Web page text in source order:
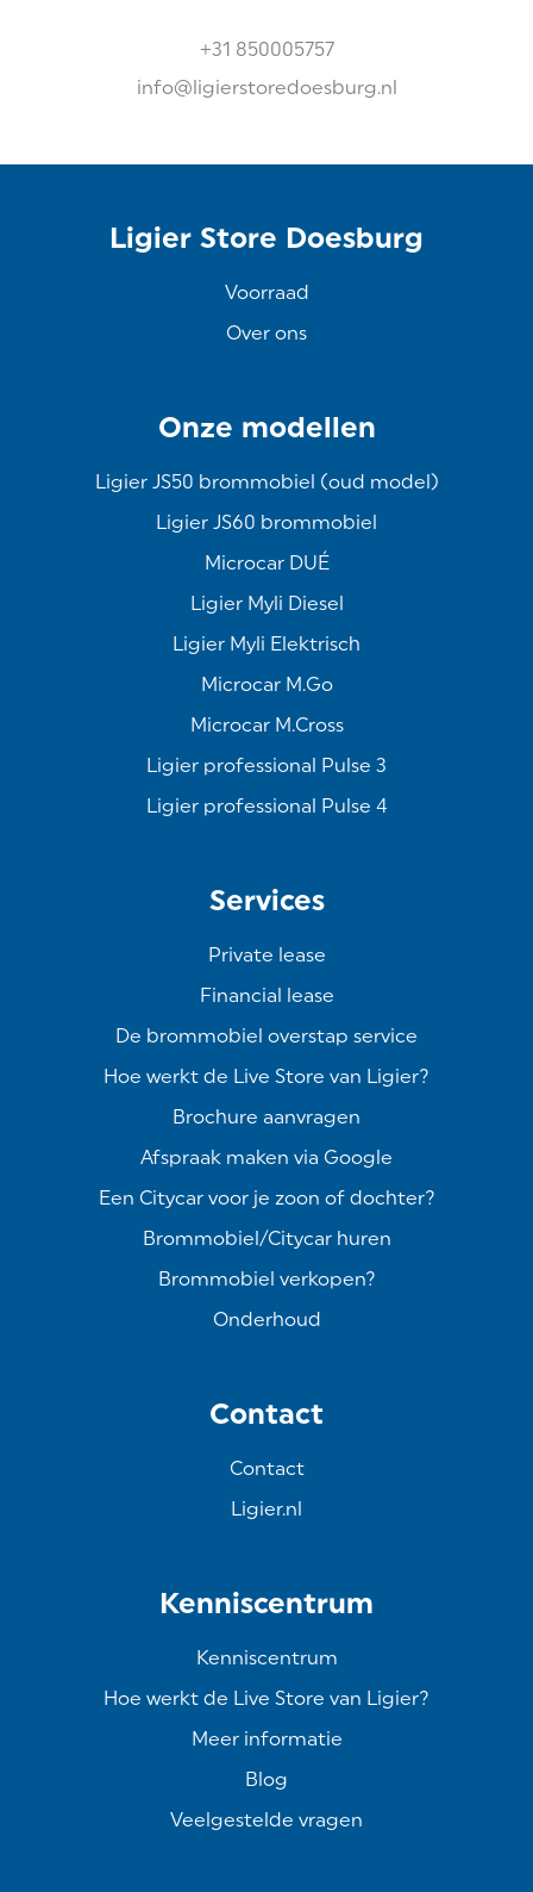
+31 850005757
info@ligierstoredoesburg.nl
Ligier Store Doesburg
Voorraad
Over ons
Onze modellen
Ligier JS50 brommobiel (oud model)
Ligier JS60 brommobiel
Microcar DUÉ
Ligier Myli Diesel
Ligier Myli Elektrisch
Microcar M.Go
Microcar M.Cross
Ligier professional Pulse 3
Ligier professional Pulse 4
Services
Private lease
Financial lease
De brommobiel overstap service
Hoe werkt de Live Store van Ligier?
Brochure aanvragen
Afspraak maken via Google
Een Citycar voor je zoon of dochter?
Brommobiel/Citycar huren
Brommobiel verkopen?
Onderhoud
Contact
Contact
Ligier.nl
Kenniscentrum
Kenniscentrum
Hoe werkt de Live Store van Ligier?
Meer informatie
Blog
Veelgestelde vragen